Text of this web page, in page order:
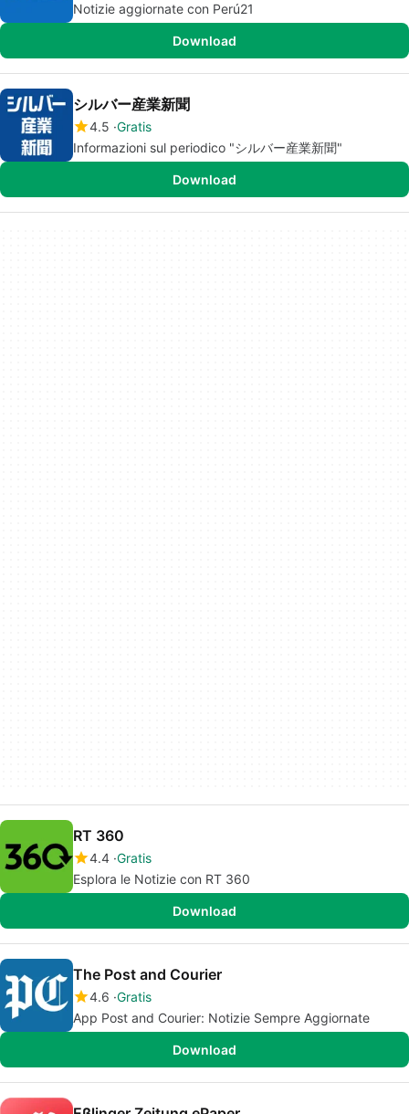
Notizie aggiornate con Perú21
Download
シルバー産業新聞
4.5 Gratis
Informazioni sul periodico "シルバー産業新聞"
Download
RT 360
4.4 Gratis
Esplora le Notizie con RT 360
Download
The Post and Courier
4.6 Gratis
App Post and Courier: Notizie Sempre Aggiornate
Download